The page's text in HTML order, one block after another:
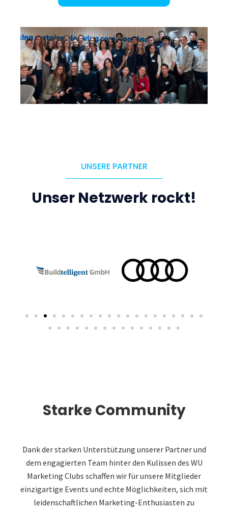
UNSERE PARTNER
Unser Netzwerk rockt!
Starke Community
Dank der starken Unterstützung unserer Partner und
dem engagierten Team hinter den Kulissen des WU
Marketing Clubs schaffen wir für unsere Mitglieder
einzigartige Events und echte Möglichkeiten, sich mit
leidenschaftlichen Marketing-Enthusiasten zu